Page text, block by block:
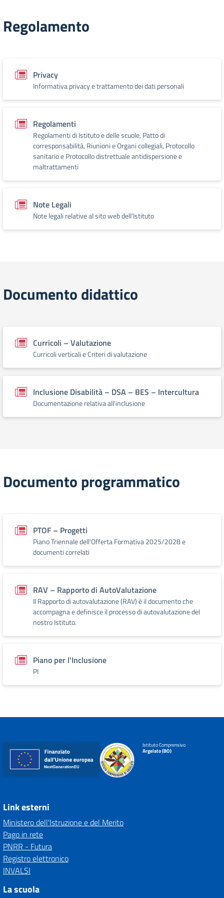
Regolamento
Privacy
Informativa privacy e trattamento dei dati personali
Regolamenti
Regolamenti di Istituto e delle scuole, Patto di
corresponsabilità, Riunioni e Organi collegiali, Protocollo
sanitario e Protocollo distrettuale antidispersione e
maltrattamenti
Note Legali
Note legali relative al sito web dell'Istituto
Documento didattico
Curricoli – Valutazione
Curricoli verticali e Criteri di valutazione
Inclusione Disabilità – DSA – BES – Intercultura
Documentazione relativa all'inclusione
Documento programmatico
PTOF – Progetti
Piano Triennale dell'Offerta Formativa 2025/2028 e
documenti correlati
RAV – Rapporto di AutoValutazione
Il Rapporto di autovalutazione (RAV) è il documento che
accompagna e definisce il processo di autovalutazione del
nostro Istituto.
Piano per l'Inclusione
PI
Istituto Comprensivo
Argelato (BO)
Link esterni
Ministero dell'Istruzione e del Merito
Pago in rete
PNRR - Futura
Registro elettronico
INVALSI
La scuola